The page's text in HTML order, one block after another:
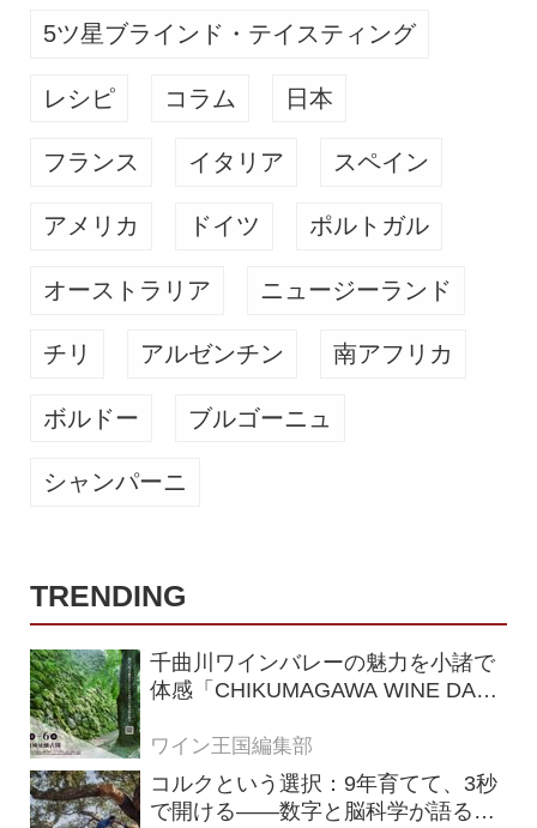
5ツ星ブラインド・テイスティング
レシピ コラム 日本
フランス イタリア スペイン
アメリカ ドイツ ポルトガル
オーストラリア ニュージーランド
チリ アルゼンチン 南アフリカ
ボルドー ブルゴーニュ
シャンパーニ
TRENDING
千曲川ワインバレーの魅力を小諸で
体感「CHIKUMAGAWA WINE DAYS
ワイン王国編集部
コルクという選択：9年育てて、3秒
で開ける——数字と脳科学が語る栓